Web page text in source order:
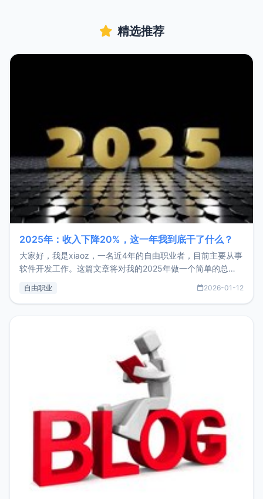
精选推荐
2025年：收入下降20%，这一年我到底干了什么？
大家好，我是xiaoz，一名近4年的自由职业者，目前主要从事
软件开发工作。这篇文章将对我的2025年做一个简单的总
收入下降20%，但却过得很充实，2026年不求突破，但求保
自由职业 2026-01-12